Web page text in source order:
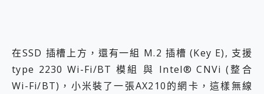
在SSD 插槽上方，還有一組 M.2 插槽 (Key E), 支援
type 2230 Wi-Fi/BT 模組 與 Intel® CNVi (整合
Wi-Fi/BT)，小米裝了一張AX210的網卡，這樣無線